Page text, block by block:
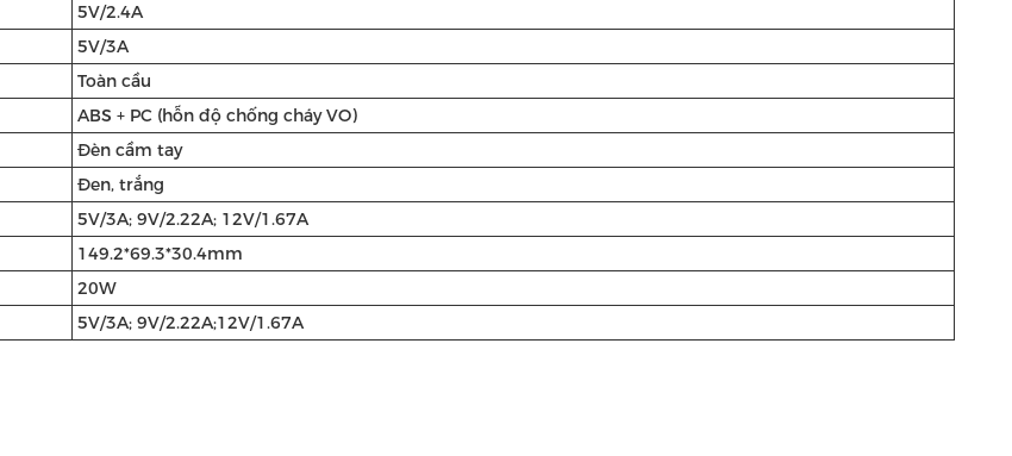
5V/2.4A
5V/3A
Toàn cầu
ABS + PC (hỗn độ chống cháy VO)
Đèn cầm tay
Đen, trắng
5V/3A; 9V/2.22A; 12V/1.67A
149.2*69.3*30.4mm
20W
5V/3A; 9V/2.22A;12V/1.67A